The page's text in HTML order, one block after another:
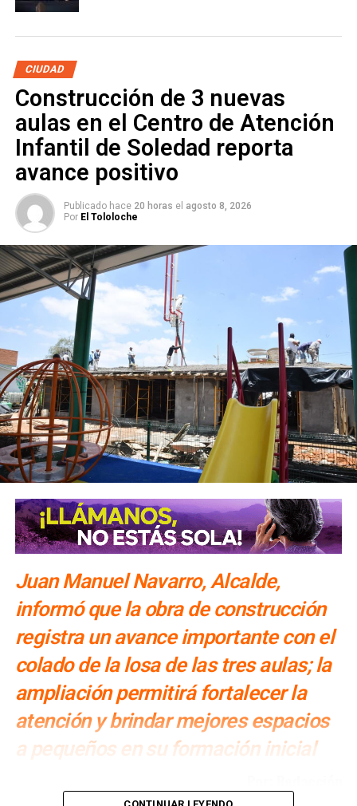
CIUDAD
Construcción de 3 nuevas
aulas en el Centro de Atención
Infantil de Soledad reporta
avance positivo
Publicado hace 20 horas el agosto 8, 2026
Por El Tololoche
Juan Manuel Navarro, Alcalde,
informó que la obra de construcción
registra un avance importante con el
colado de la losa de las tres aulas; la
ampliación permitirá fortalecer la
atención y brindar mejores espacios
a pequeños en su formación inicial